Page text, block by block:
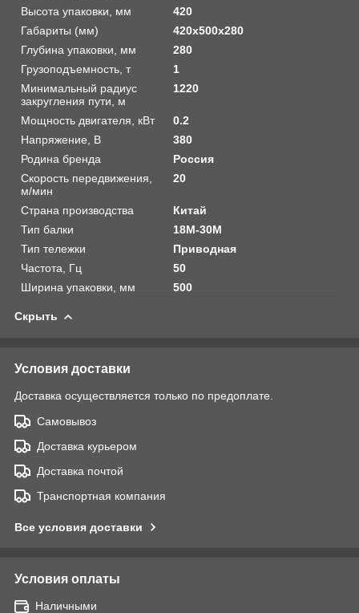
Высота упаковки, мм
420
Габариты (мм)
420х500х280
Глубина упаковки, мм
280
Грузоподъемность, т
1
Минимальный радиус
закругления пути, м
1220
Мощность двигателя, кВт
0.2
Напряжение, В
380
Родина бренда
Россия
Скорость передвижения,
м/мин
20
Страна производства
Китай
Тип балки
18M-30M
Тип тележки
Приводная
Частота, Гц
50
Ширина упаковки, мм
500
Скрыть
Условия доставки
Доставка осуществляется только по предоплате.
Самовывоз
Доставка курьером
Доставка почтой
Транспортная компания
Все условия доставки
Условия оплаты
Наличными